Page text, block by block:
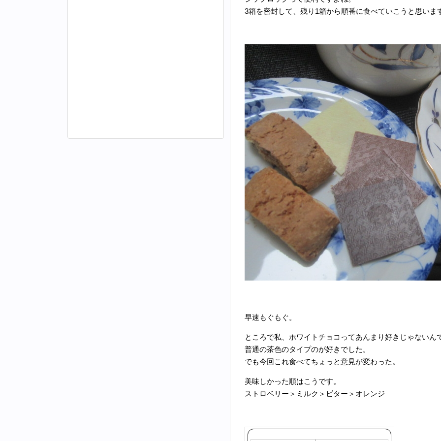
3箱を密封して、残り1箱から順番に食べていこうと思いま
早速もぐもぐ。
ところで私、ホワイトチョコってあんまり好きじゃないん
普通の茶色のタイプのが好きでした。
でも今回これ食べてちょっと意見が変わった。
美味しかった順はこうです。
ストロベリー＞ミルク＞ビター＞オレンジ